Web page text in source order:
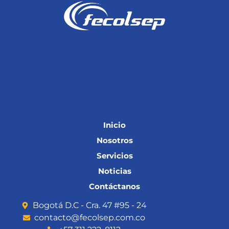
Inicio
Nosotros
Servicios
Noticias
Contáctanos
Bogotá D.C - Cra. 47 #95 - 24
contacto@fecolsep.com.co